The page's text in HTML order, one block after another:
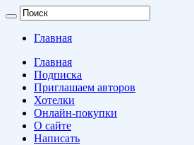
Главная
Главная
Подписка
Приглашаем авторов
Хотелки
Онлайн-покупки
О сайте
Написать